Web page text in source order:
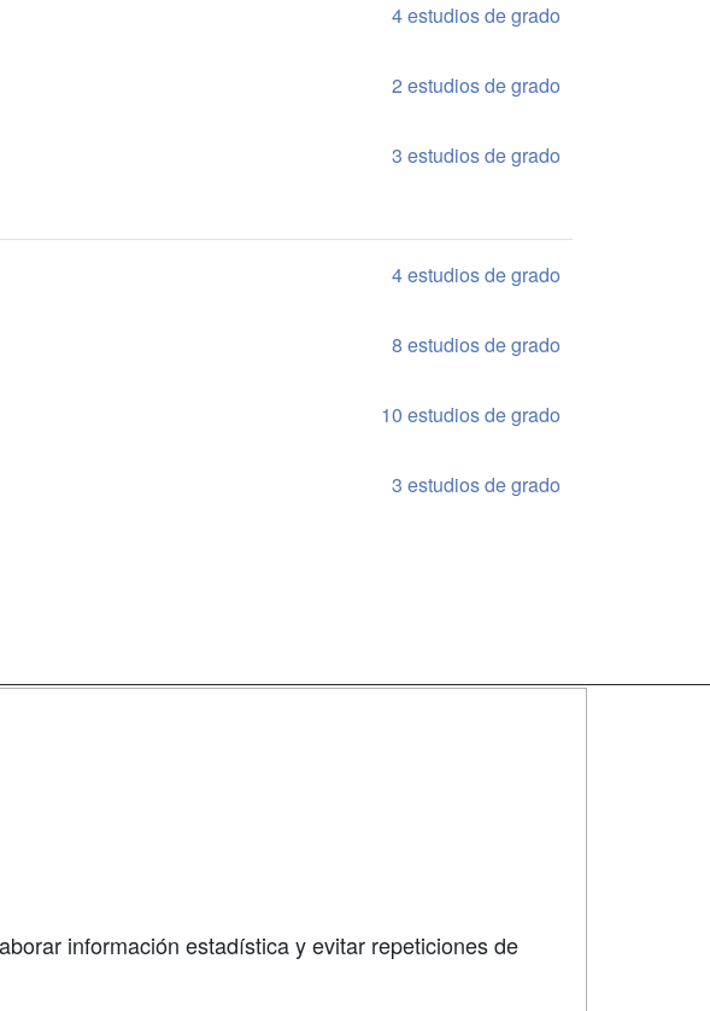
4 estudios de grado
2 estudios de grado
3 estudios de grado
4 estudios de grado
8 estudios de grado
10 estudios de grado
3 estudios de grado
información estadística y evitar repeticiones de